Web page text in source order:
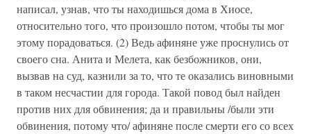
написал, узнав, что ты находишься дома в Хиосе,
относительно того, что произошло потом, чтобы ты мог
этому порадоваться. (2) Ведь афиняне уже проснулись от
своего сна. Анита и Мелета, как безбожников, они,
вызвав на суд, казнили за то, что те оказались виновными
в таком несчастии для города. Такой повод был найден
против них для обвинения; да и правильны /были эти
обвинения, потому что/ афиняне после смерти его со всех